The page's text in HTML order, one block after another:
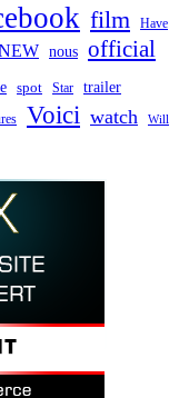
film Have
nous official
spot Star trailer
Voici watch Will